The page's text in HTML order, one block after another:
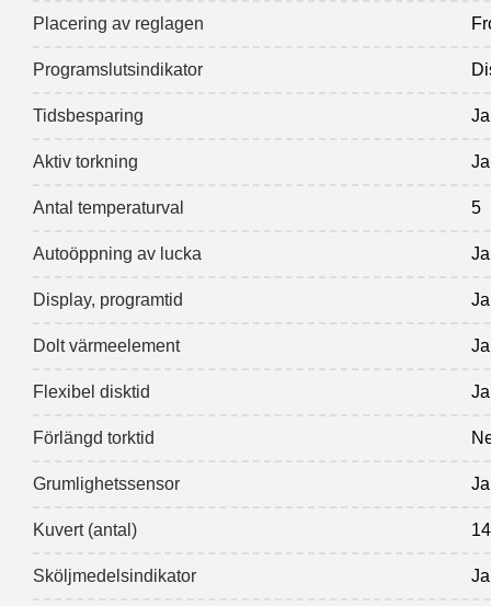
Placering av reglagen
Programslutsindikator
Tidsbesparing Ja
Aktiv torkning Ja
Antal temperaturval 5
Autoöppning av lucka Ja
Display, programtid Ja
Dolt värmeelement Ja
Flexibel disktid Ja
Förlängd torktid
Grumlighetssensor Ja
Kuvert (antal) 14
Sköljmedelsindikator Ja